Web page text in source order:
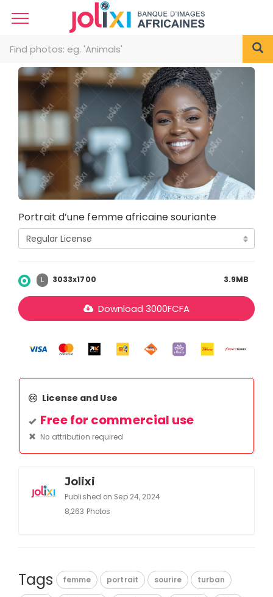
Portrait d’une femme africaine souriante
L 3033x1700 3.9MB
Download 3000FCFA
License and Use
Free for commercial use
No attribution required
Jolixi
Published on Sep 24, 2024
8,263 Photos
Tags femme portrait sourire turban